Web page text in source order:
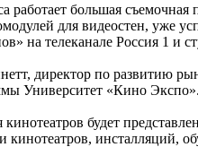
работает большая
для видеостен, уже
на телеканале Россия 1 и
директор по развитию
Университет «Кино Экспо».
будет
инсталляций,